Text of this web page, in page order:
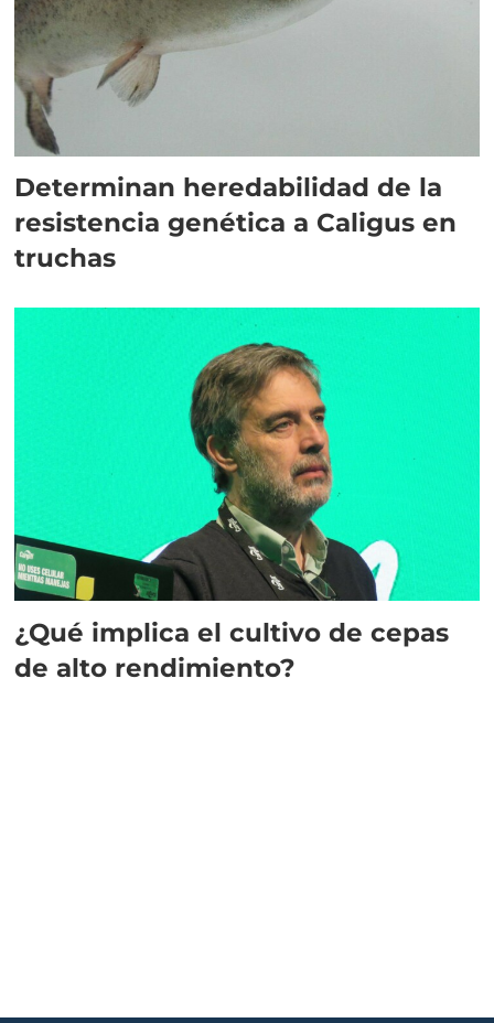
Determinan heredabilidad de la
resistencia genética a Caligus en
truchas
¿Qué implica el cultivo de cepas
de alto rendimiento?